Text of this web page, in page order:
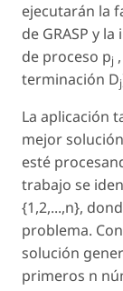
ejecutarán la
de GRASP y
de proceso pj
terminación Dj
La aplicación
mejor
esté
trabajo se
{1,2,...,n},
problema.
solución
primeros n